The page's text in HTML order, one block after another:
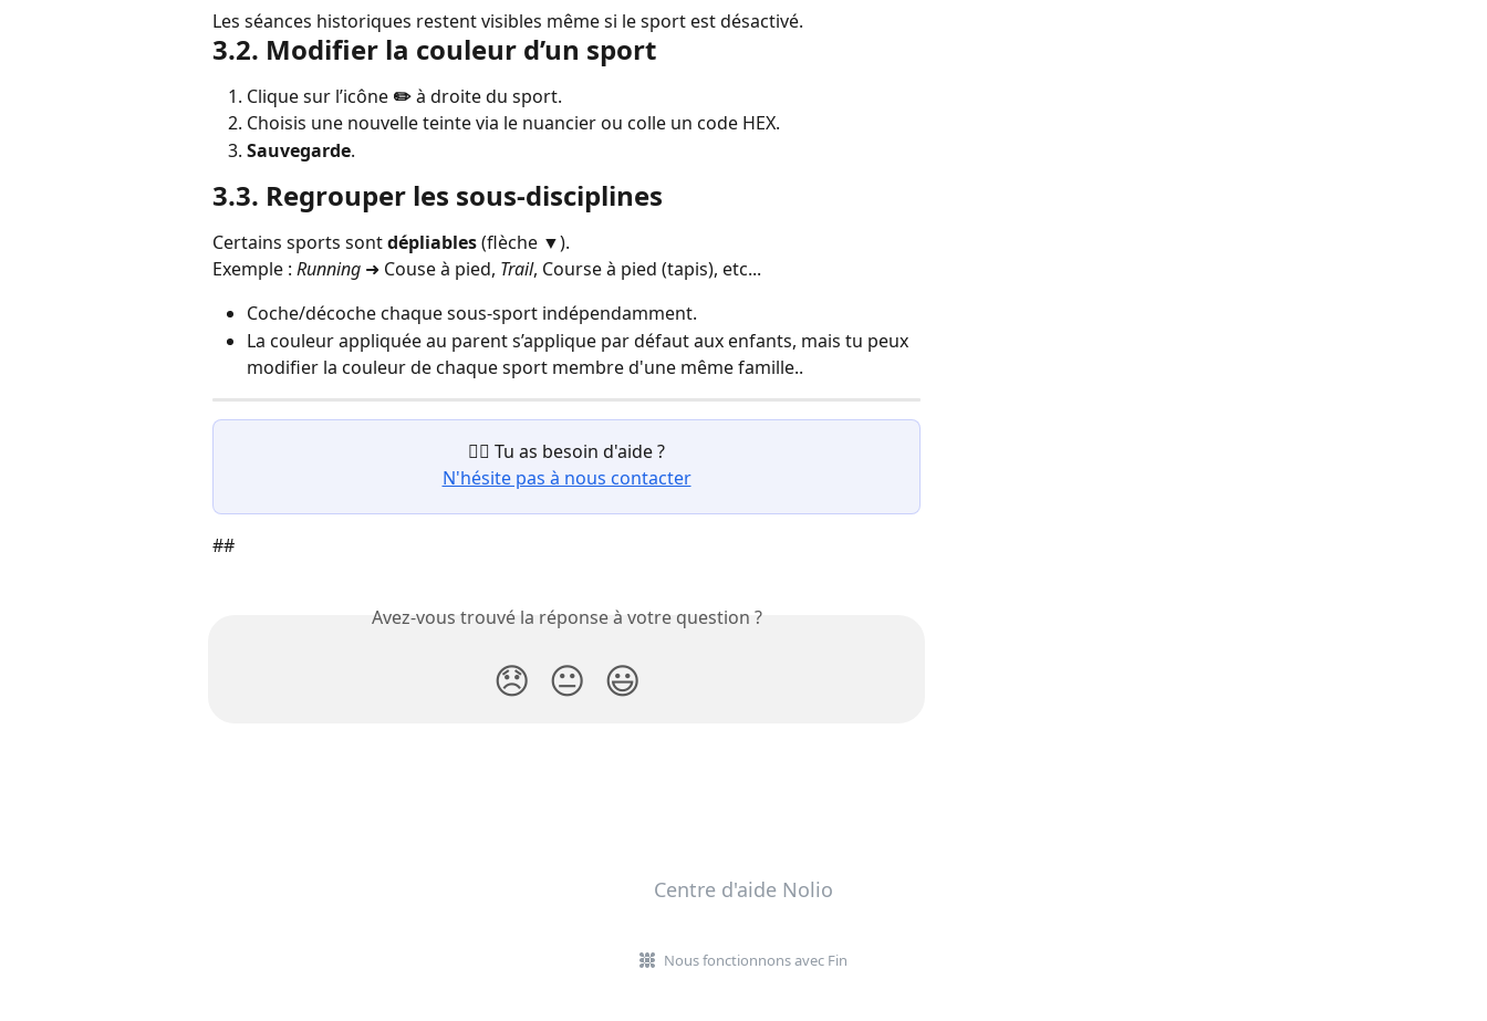
Les séances historiques restent visibles même si le sport est désactivé.
3.2. Modifier la couleur d’un sport
Clique sur l’icône ✏️ à droite du sport.
Choisis une nouvelle teinte via le nuancier ou colle un code HEX.
Sauvegarde.
3.3. Regrouper les sous‑disciplines
Certains sports sont dépliables (flèche ▼).
Exemple : Running ➜ Couse à pied, Trail, Course à pied (tapis), etc...
Coche/décoche chaque sous‑sport indépendamment.
La couleur appliquée au parent s’applique par défaut aux enfants, mais tu peux
modifier la couleur de chaque sport membre d'une même famille..
😵‍💫 Tu as besoin d'aide ?
N'hésite pas à nous contacter
##
Avez-vous trouvé la réponse à votre question ?
😞 😐 😃
Centre d'aide Nolio
Nous fonctionnons avec Fin